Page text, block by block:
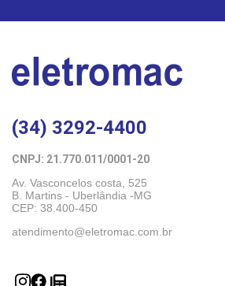
(34) 3292-4400
CNPJ: 21.770.011/0001-20
Av. Vasconcelos costa, 525
B. Martins - Uberlândia -MG
CEP: 38.400-450
atendimento@eletromac.com.br